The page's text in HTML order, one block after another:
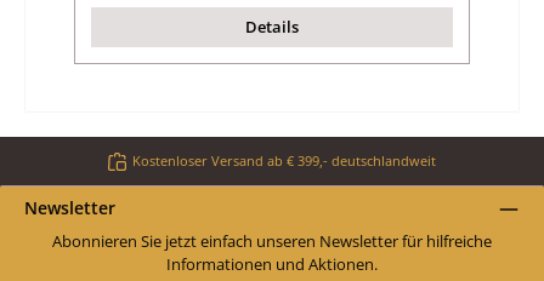
Details
Kostenloser Versand ab € 399,- deutschlandweit
Newsletter
Abonnieren Sie jetzt einfach unseren Newsletter für hilfreiche
Informationen und Aktionen.